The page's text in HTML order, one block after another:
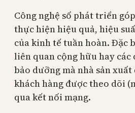
Công nghệ số phát triển
thực hiện hiệu quả, hiệu
của kinh tế tuần hoàn. Đặc
liên quan cộng hữu hay
bảo dưỡng mà nhà sản xuất
khách hàng được theo dõi
qua kết nối mạng.